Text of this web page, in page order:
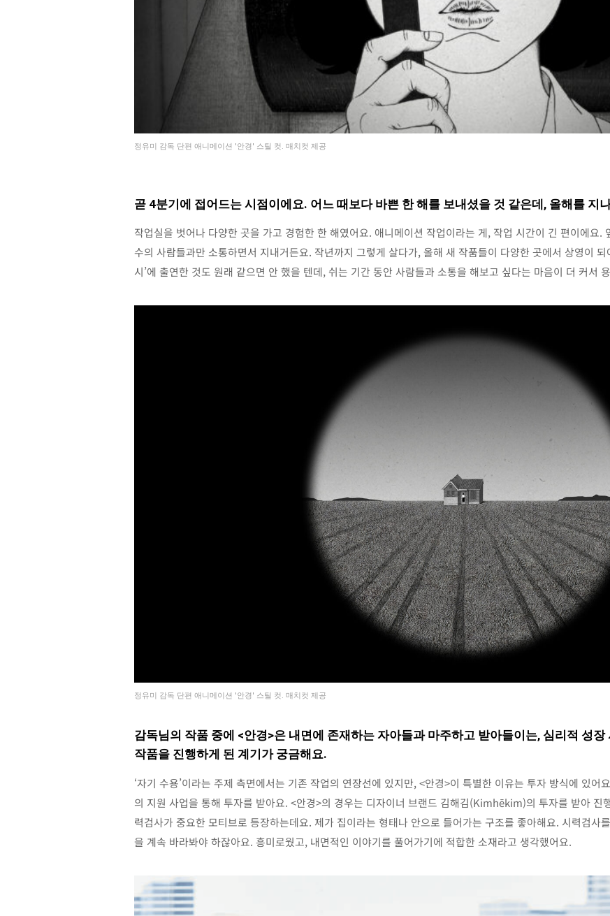
정유미 감독 단편 애니메이션 '안경' 스틸 컷. 매치컷 제공
곧 4분기에 접어드는 시점이에요. 어느 때보다 바쁜 한 해를 보내셨을 것 같은데, 올해를 지
작업실을 벗어나 다양한 곳을 가고 경험한 한 해였어요. 애니메이션 작업이라는 게, 작업 시간이 긴 편이에요.
수의 사람들과만 소통하면서 지내거든요. 작년까지 그렇게 살다가, 올해 새 작품들이 다양한 곳에서 상영이
시’에 출연한 것도 원래 같으면 안 했을 텐데, 쉬는 기간 동안 사람들과 소통을 해보고 싶다는 마음이 더 커서
정유미 감독 단편 애니메이션 '안경' 스틸 컷. 매치컷 제공
감독님의 작품 중에 <안경>은 내면에 존재하는 자아들과 마주하고 받아들이는, 심리적 성
작품을 진행하게 된 계기가 궁금해요.
‘자기 수용’이라는 주제 측면에서는 기존 작업의 연장선에 있지만, <안경>이 특별한 이유는 투자 방식에 있어
의 지원 사업을 통해 투자를 받아요. <안경>의 경우는 디자이너 브랜드 김해김(Kimhēkim)의 투자를 받아 진
력검사가 중요한 모티브로 등장하는데요. 제가 집이라는 형태나 안으로 들어가는 구조를 좋아해요. 시력검사
을 계속 바라봐야 하잖아요. 흥미로웠고, 내면적인 이야기를 풀어가기에 적합한 소재라고 생각했어요.